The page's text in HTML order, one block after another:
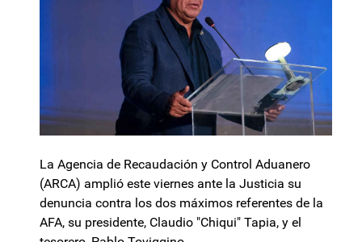
La Agencia de Recaudación y Control Aduanero
(ARCA) amplió este viernes ante la Justicia su
denuncia contra los dos máximos referentes de la
AFA, su presidente, Claudio "Chiqui" Tapia, y el